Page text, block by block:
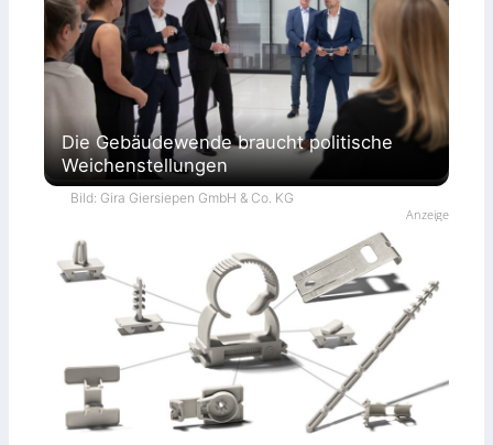
Die Gebäudewende braucht politische
Weichenstellungen
Bild: Gira Giersiepen GmbH & Co. KG
Anzeige